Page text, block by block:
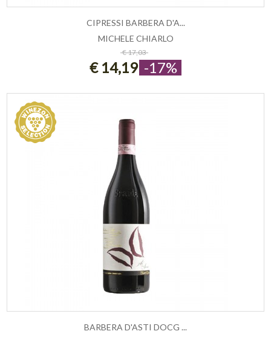
ESAURITO
CIPRESSI BARBERA D'A...
MICHELE CHIARLO
€ 17,03
€ 14,19 -17%
BARBERA D'ASTI DOCG ...